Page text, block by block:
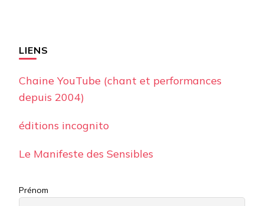
LIENS
Chaine YouTube (chant et performances
depuis 2004)
éditions incognito
Le Manifeste des Sensibles
Prénom